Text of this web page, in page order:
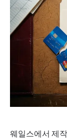
웨일스에서 제